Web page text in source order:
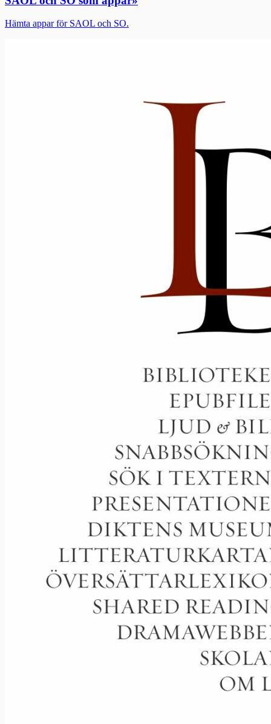
Hämta appar för SAOL och SO.